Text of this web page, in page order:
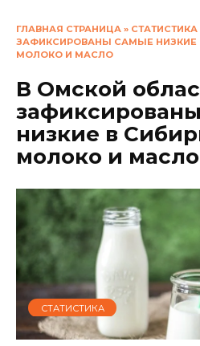
ГЛАВНАЯ СТРАНИЦА » СТАТИСТИКА
ЗАФИКСИРОВАНЫ САМЫЕ НИЗКИЕ
МОЛОКО И МАСЛО
В Омской
низкие в
молоко и масло
СТАТИСТИКА